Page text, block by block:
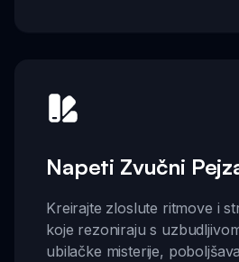
Napeti Zvučni
Kreirajte zloslute ritmove i
koje rezoniraju s
ubilačke misterije,